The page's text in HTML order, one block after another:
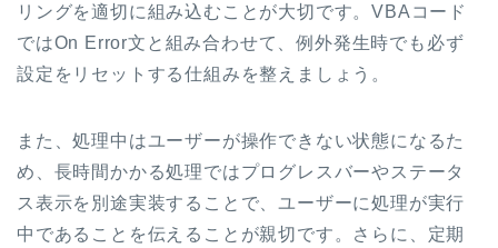
リングを適切に組み込むことが大切です。VBAコード
ではOn Error文と組み合わせて、例外発生時でも必ず
設定をリセットする仕組みを整えましょう。
また、処理中はユーザーが操作できない状態になるた
め、長時間かかる処理ではプログレスバーやステータ
ス表示を別途実装することで、ユーザーに処理が実行
中であることを伝えることが親切です。さらに、定期